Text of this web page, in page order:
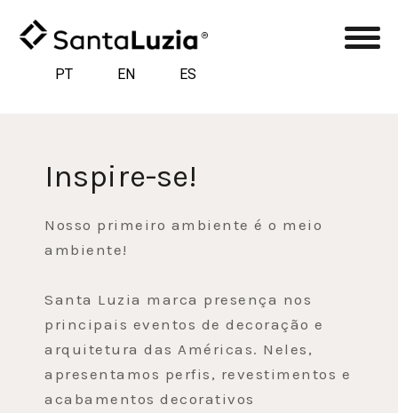
PT EN ES
Inspire-se!
Nosso primeiro ambiente é o meio
ambiente!
Santa Luzia marca presença nos
principais eventos de decoração e
arquitetura das Américas. Neles,
apresentamos perfis, revestimentos e
acabamentos decorativos